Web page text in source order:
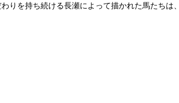
りを持ち続ける長瀬によって描かれた馬たちは